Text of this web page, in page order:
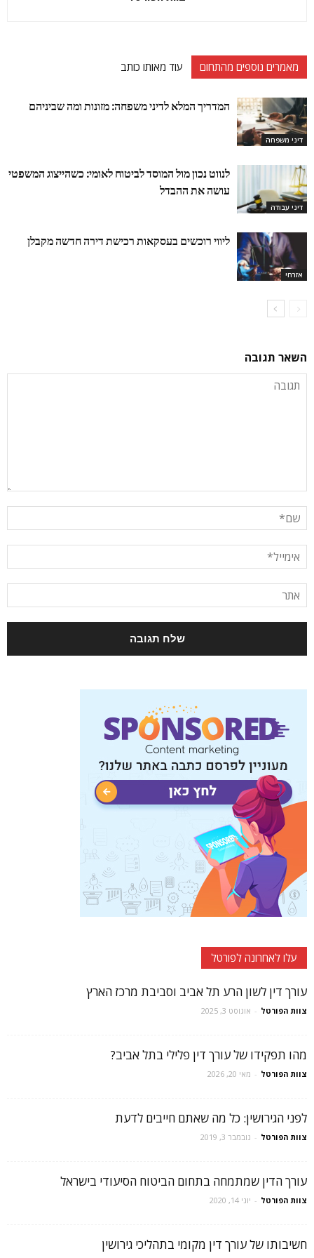
מאמרים נוספים מהתחום עוד מאותו כותב
דיני משפחה
המדריך המלא לדיני משפחה: מזונות ומה שביניהם
דיני עבודה
לנווט נכון מול המוסד לביטוח לאומי: כשהייצוג המשפטי
עושה את ההבדל
אזרחי
ליווי רוכשים בעסקאות רכישת דירה חדשה מקבלן
השאר תגובה
עלו לאחרונה לפורטל
עורך דין לשון הרע תל אביב וסביבת מרכז הארץ
צוות הפורטל - אוגוסט 3, 2025
מהו תפקידו של עורך דין פלילי בתל אביב?
צוות הפורטל - מאי 20, 2026
לפני הגירושין: כל מה שאתם חייבים לדעת
צוות הפורטל - נובמבר 3, 2019
עורך הדין שמתמחה בתחום הביטוח הסיעודי בישראל
צוות הפורטל - יוני 14, 2020
חשיבותו של עורך דין מקומי בתהליכי גירושין